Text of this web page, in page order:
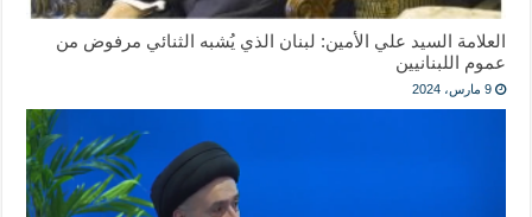
العلامة السيد علي الأمين: لبنان الذي يُشبه الثنائي مرفوض من
عموم اللبنانيين
9 مارس، 2024